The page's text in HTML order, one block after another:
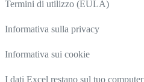
Termini di utilizzo (EULA)
Informativa sulla privacy
Informativa sui cookie
I dati Excel restano sul tuo computer